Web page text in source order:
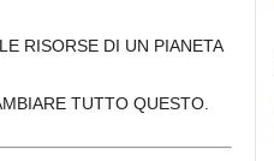
RISORSE DI UN PIANETA
TUTTO QUESTO.